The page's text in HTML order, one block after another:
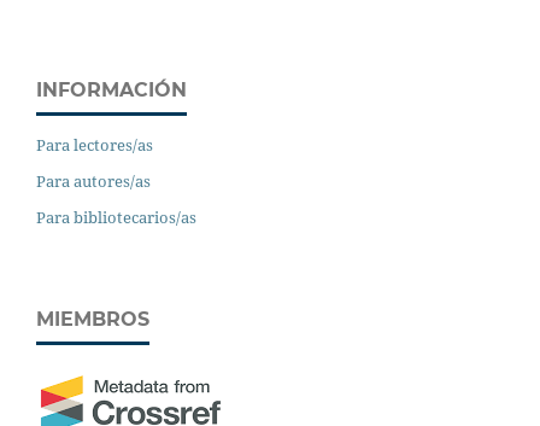
INFORMACIÓN
Para lectores/as
Para autores/as
Para bibliotecarios/as
MIEMBROS